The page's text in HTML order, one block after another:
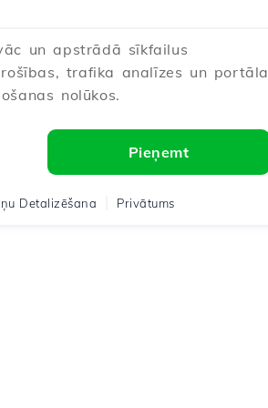
un apstrādā sīkfailus
trafika analīzes un portāla
nolūkos.
Pieņemt
Detalizēšana Privātums